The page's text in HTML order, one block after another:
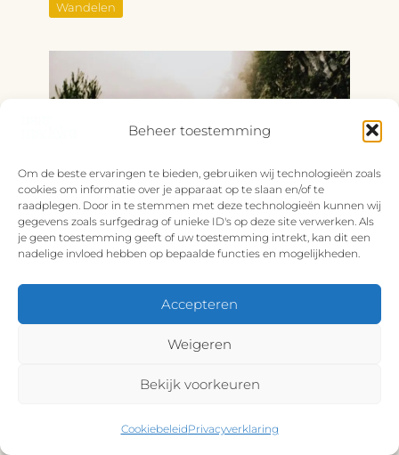
Beheer toestemming
Om de beste ervaringen te bieden, gebruiken wij technologieën zoals
cookies om informatie over je apparaat op te slaan en/of te
raadplegen. Door in te stemmen met deze technologieën kunnen wij
gegevens zoals surfgedrag of unieke ID's op deze site verwerken. Als
je geen toestemming geeft of uw toestemming intrekt, kan dit een
nadelige invloed hebben op bepaalde functies en mogelijkheden.
Accepteren
Weigeren
Bekijk voorkeuren
CookiebeleidPrivacyverklaring
Wandelen
PR6 Levada das 25 Fontes: Complete
wandelgids + Risco waterval
(Madeira)